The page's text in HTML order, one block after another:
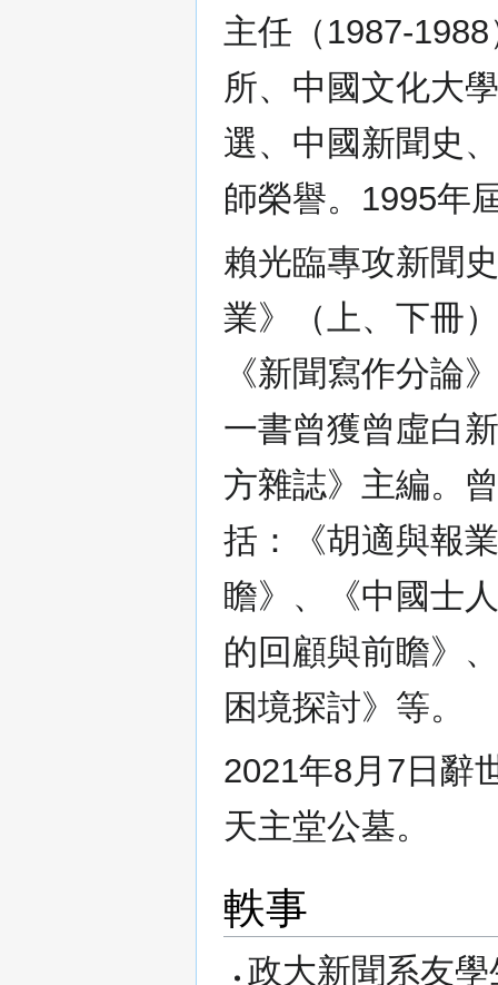
主任（1987-
所、中國文化大
選、中國新聞史
師榮譽。1995年
賴光臨專攻新聞
業》（上、下冊
《新聞寫作分論
一書曾獲曾虛白
方雜誌》主編。
括：《胡適與報
瞻》、《中國士
的回顧與前瞻》
困境探討》等。
2021年8月7日辭
天主堂公墓。
軼事
政大新聞系友